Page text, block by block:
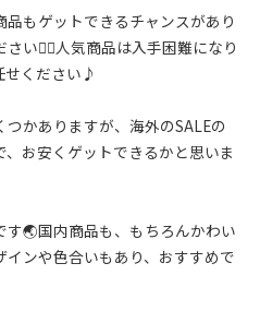
もゲットできるチャンスがあり
い🙋‍♀️人気商品は入手困難になり
せください♪
かありますが、海外のSALEの
お安くゲットできるかと思いま
🌏国内商品も、もちろんかわい
ンや色合いもあり、おすすめで